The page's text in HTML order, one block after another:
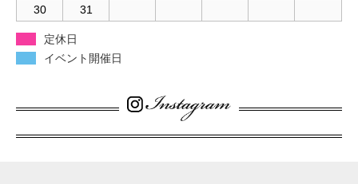
30
31
定休日
イベント開催日